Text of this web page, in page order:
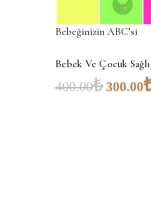
Bebeğinizin ABC’si
Bebek Ve Çocuk
400.00₺ 300.00